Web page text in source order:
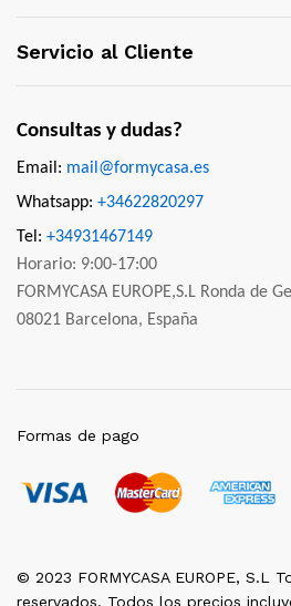
Servicio al Cliente
Consultas y dudas?
Email: mail@formycasa.es
Whatsapp: +34622820297
Tel: +34931467149
Horario: 9:00-17:00
FORMYCASA EUROPE,S.L Ronda de
08021 Barcelona, España
© 2023 FORMYCASA EUROPE, S.L
reservados. Todos los precios
Formas de pago